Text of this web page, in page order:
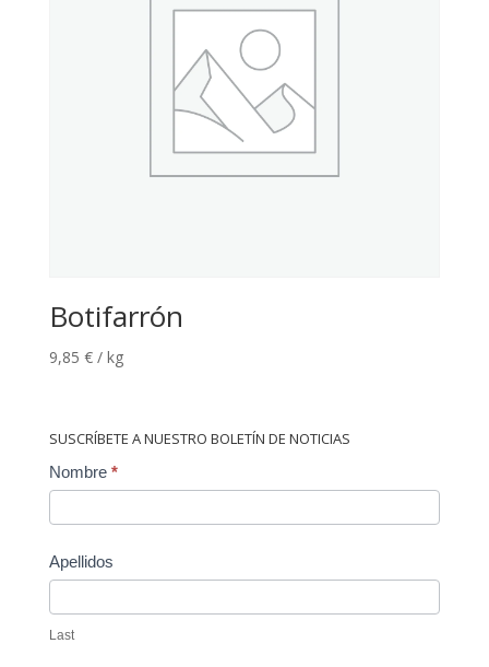
Botifarrón
9,85 € / kg
SUSCRÍBETE A NUESTRO BOLETÍN DE NOTICIAS
Contact
Nombre *
Apellidos
Last